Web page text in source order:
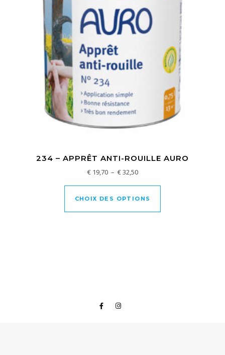
234 – APPRÊT ANTI-ROUILLE AURO
€19,70 – €32,50Plage de prix : € 19,70 à €
CHOIX DES OPTIONS
Ce produit a